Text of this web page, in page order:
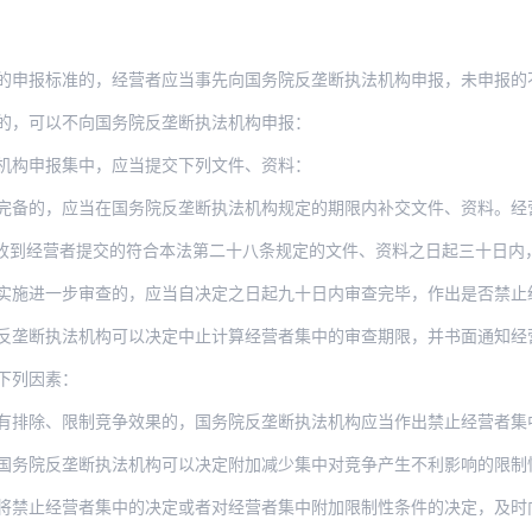
申报标准的，经营者应当事先向国务院反垄断执法机构申报，未申报
可以不向国务院反垄断执法机构申报：
申报集中，应当提交下列文件、资料：
的，应当在国务院反垄断执法机构规定的期限内补交文件、资料。经营
提交的符合本法第二十八条规定的文件、资料之日起三十日内，对申报的经营者集中进行
审查的，应当自决定之日起九十日内审查完毕，作出是否禁止经营者集中的决定，并书面
垄断执法机构可以决定中止计算经营者集中的审查期限，并书面通知
因素：
制竞争效果的，国务院反垄断执法机构应当作出禁止经营者集中的决定。但是，经营者能
务院反垄断执法机构可以决定附加减少集中对竞争产生不利影响的限
禁止经营者集中的决定或者对经营者集中附加限制性条件的决定，及